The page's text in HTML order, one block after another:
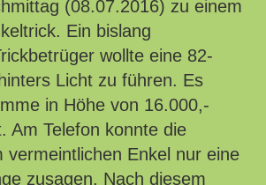
(08.07.2016) zu einem
Ein bislang
wollte eine 82-
Licht zu führen. Es
in Höhe von 16.000,-
Am Telefon konnte die
vermeintlichen Enkel nur eine
zusagen. Nach diesem